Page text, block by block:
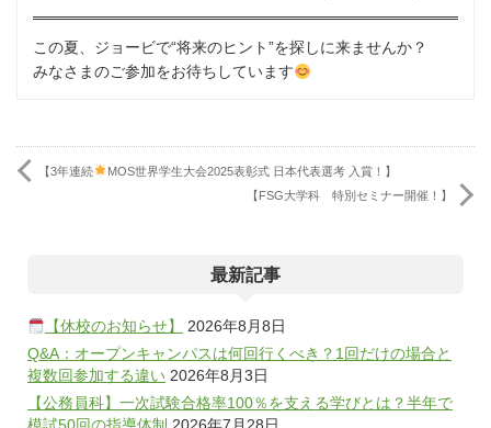
この夏、ジョービで“将来のヒント”を探しに来ませんか？
みなさまのご参加をお待ちしています
【3年連続
MOS世界学生大会2025表彰式 日本代表選考 入賞！】
【FSG大学科 特別セミナー開催！】
最新記事
【休校のお知らせ】
2026年8月8日
Q&A：オープンキャンパスは何回行くべき？1回だけの場合と
複数回参加する違い 2026年8月3日
【公務員科】一次試験合格率100％を支える学びとは？半年で